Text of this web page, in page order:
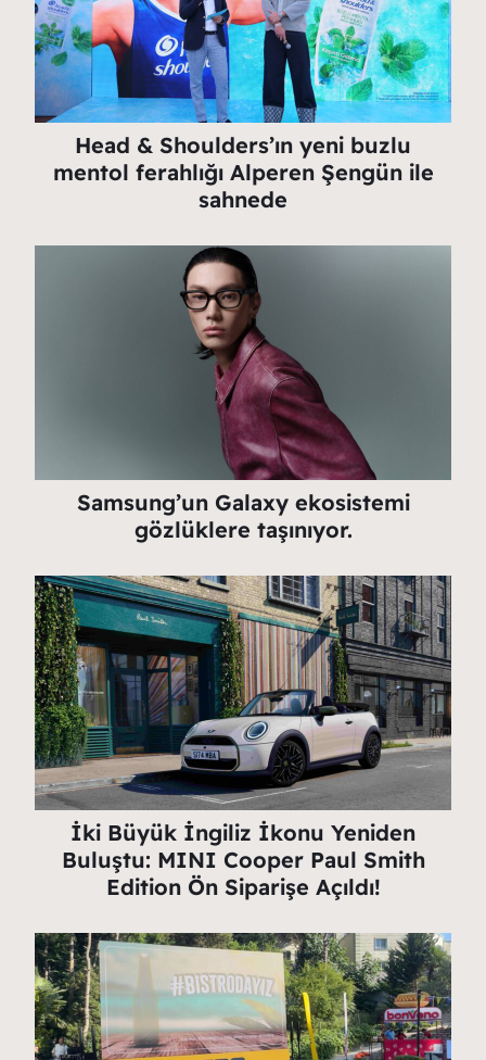
Head & Shoulders’ın yeni buzlu
mentol ferahlığı Alperen Şengün ile
sahnede
Samsung’un Galaxy ekosistemi
gözlüklere taşınıyor.
İki Büyük İngiliz İkonu Yeniden
Buluştu: MINI Cooper Paul Smith
Edition Ön Siparişe Açıldı!